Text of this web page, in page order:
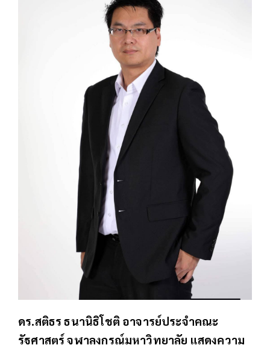
ดร.สติธร ธนานิธิโชติ อาจารย์ประจำคณะ
รัฐศาสตร์ จุฬาลงกรณ์มหาวิทยาลัย แสดงความ